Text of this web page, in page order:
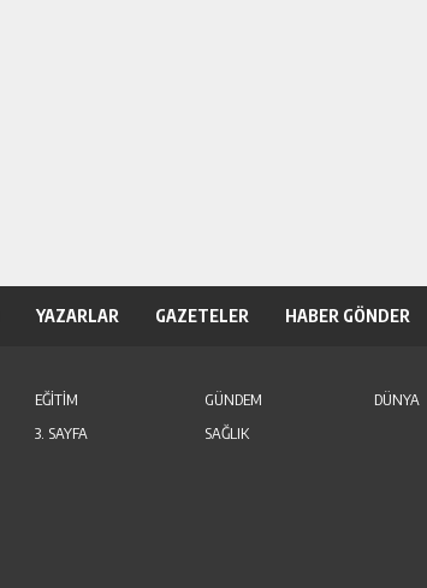
YAZARLAR GAZETELER HABER GÖNDER
EĞİTİM GÜNDEM DÜNYA
3. SAYFA SAĞLIK